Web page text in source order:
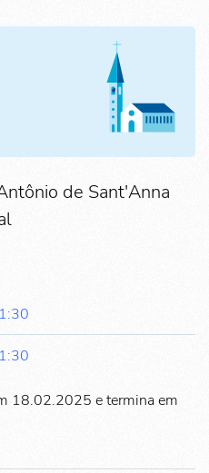
de Sant'Anna
18.02.2025 e termina em